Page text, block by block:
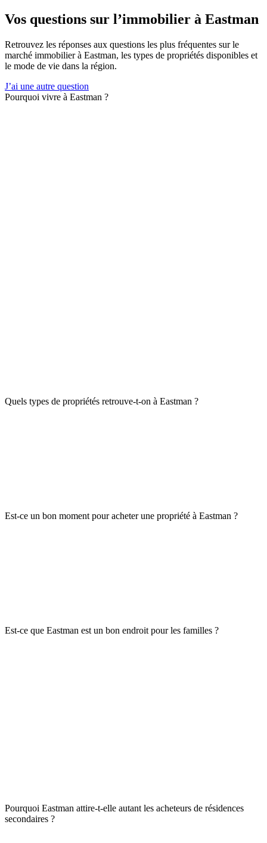
Vos questions sur l’immobilier à Eastman
Retrouvez les réponses aux questions les plus fréquentes sur le
marché immobilier à Eastman, les types de propriétés disponibles et
le mode de vie dans la région.
J’ai une autre question
Pourquoi vivre à Eastman ?
Quels types de propriétés retrouve-t-on à Eastman ?
Est-ce un bon moment pour acheter une propriété à Eastman ?
Est-ce que Eastman est un bon endroit pour les familles ?
Pourquoi Eastman attire-t-elle autant les acheteurs de résidences
secondaires ?